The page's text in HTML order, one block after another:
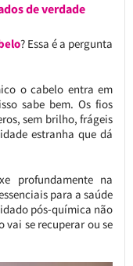
de verdade
? Essa é a pergunta
o cabelo entra em
sabe bem. Os fios
sem brilho, frágeis
estranha que dá
profundamente na
para a saúde
pós-química não
vai se recuperar ou se